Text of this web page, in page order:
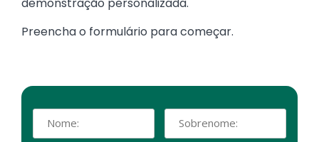
demonstração personalizada.
Preencha o formulário para começar.